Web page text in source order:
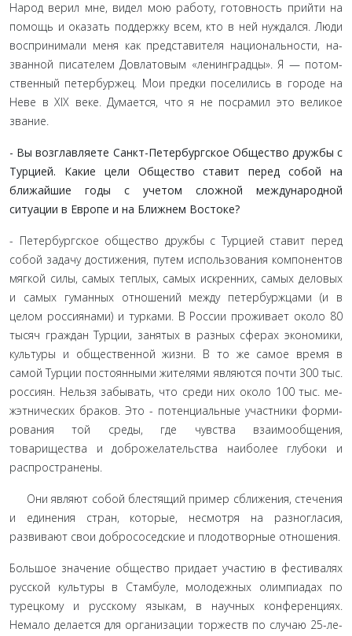
Народ верил мне, видел мою работу, готовность прийти на
помощь и оказать поддержку всем, кто в ней нуждался. Люди
воспринимали меня как представителя национальности, на­
званной писателем Довлатовым «ленинградцы». Я — потом­
ственный петербуржец. Мои предки поселились в городе на
Неве в XIX веке. Думается, что я не посрамил это великое
звание.
- Вы возглавляете Санкт-Петербургское Общество дружбы с
Турцией. Какие цели Общество ставит перед со­бой на
ближайшие годы с учетом сложной международ­ной
ситуации в Европе и на Ближнем Востоке?
- Петербургское общество дружбы с Турцией ставит пе­ред
собой задачу достижения, путем использования компо­нентов
мягкой силы, самых теплых, самых искренних, самых деловых
и самых гуманных отношений между петербуржца­ми (и в
целом россиянами) и турками. В России проживает около 80
тысяч граждан Турции, занятых в разных сферах эко­номики,
культуры и общественной жизни. В то же самое вре­мя в
самой Турции постоянными жителями являются почти 300 тыс.
россиян. Нельзя забывать, что среди них около 100 тыс. ме­
жэтнических браков. Это - потенциальные участники форми­
рования той среды, где чувства взаимообщения,
товарищества и доброжелательства наиболее глубоки и
распространены.
Они являют собой блестящий пример сближения, стечения
и единения стран, которые, несмотря на разногласия,
развивают свои добрососедские и плодотворные отношения.
Большое значение общество придает участию в фестива­лях
русской культуры в Стамбуле, молодежных олимпиадах по
турецкому и русскому языкам, в научных конференциях.
Немало делается для организации торжеств по случаю 25-ле­